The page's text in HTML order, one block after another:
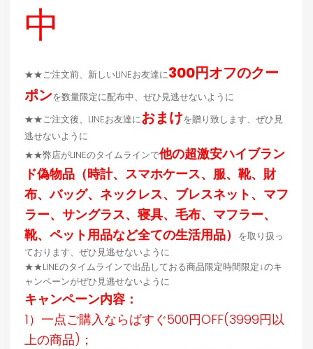
中
★★ご注文前、新しいLINEお友達に300円オフのクー
ポンを数量限定に配布中、ぜひ見逃せないように
★★ご注文後、LINEお友達におまけを贈り致します、ぜひ見
逃せないように
★★弊店がLINEのタイムラインで他の超激安ハイブラン
ド偽物品（時計、スマホケース、服、靴、財
布、バッグ、ネックレス、ブレスネット、マフ
ラー、サングラス、寝具、毛布、マフラー、
靴、ペット用品など全ての生活用品）
を取り扱っ
ております、ぜひ見逃せないように
★★LINEのタイムラインで出品しておる商品限定時間限定↓のキ
ャンペーンがぜひ見逃せないように
キャンペーン内容：
1）一点ご購入ならばすぐ500円OFF(3999円以
上の商品)；